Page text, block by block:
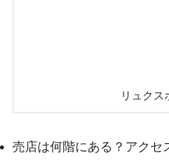
リュクス
売店は何階にある？アクセ